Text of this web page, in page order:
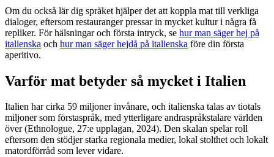
Om du också lär dig språket hjälper det att koppla mat till verkliga
dialoger, eftersom restauranger pressar in mycket kultur i några få
repliker. För hälsningar och första intryck, se hur man säger hej på
italienska och hur man säger hejdå på italienska före din första
aperitivo.
Varför mat betyder så mycket i Italien
Italien har cirka 59 miljoner invånare, och italienska talas av tiotals
miljoner som förstaspråk, med ytterligare andraspråkstalare världen
över (Ethnologue, 27:e upplagan, 2024). Den skalan spelar roll
eftersom den stödjer starka regionala medier, lokal stolthet och lokalt
matordförråd som lever vidare.